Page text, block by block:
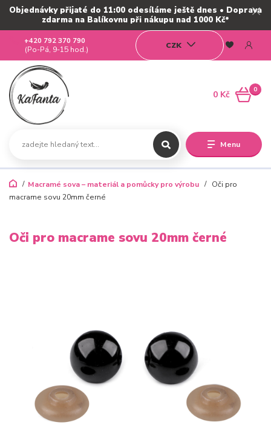
Objednávky přijaté do 11:00 odesíláme ještě dnes • Doprava
zdarma na Balíkovnu při nákupu nad 1000 Kč*
Menu
CZK
+420 792 370 790
(Po-Pá, 9-15 hod.)
0
0 Kč
Macramé sova – materiál a pomůcky pro výrobu
Oči pro
macrame sovu 20mm černé
Oči pro macrame sovu 20mm černé